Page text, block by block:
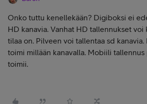
Onko tuttu kenellekään? Digiboksi ei
HD kanavia. Vanhat HD tallennukset voi
tilaa on. Pilveen voi tallentaa sd kanavia.
toimi millään kanavalla. Mobiili
toimii.